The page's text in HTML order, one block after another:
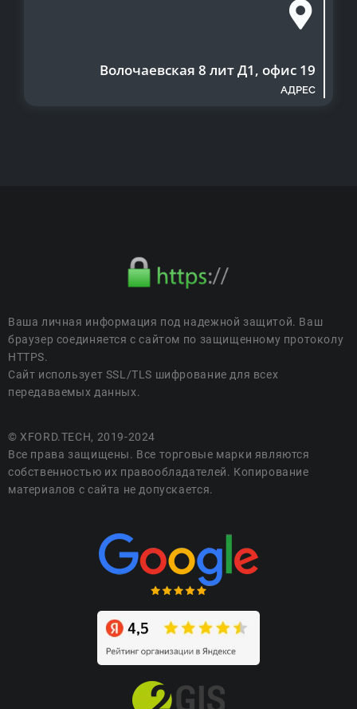
Волочаевская 8 лит Д1, офис 19
АДРЕС
Ваша личная информация под надежной защитой. Ваш
браузер соединяется с сайтом по защищенному протоколу
HTTPS.
Сайт использует SSL/TLS шифрование для всех
передаваемых данных.
© XFORD.TECH, 2019-2024
Все права защищены. Все торговые марки являются
собственностью их правообладателей. Копирование
материалов с сайта не допускается.